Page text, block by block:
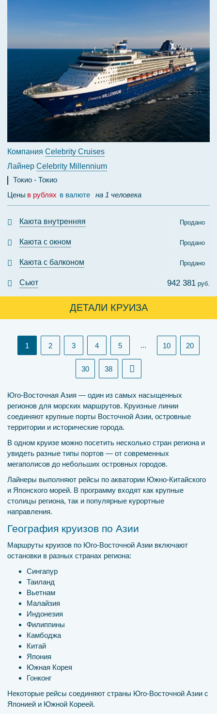
Компания Celebrity Cruises
Лайнер Celebrity Millennium
Токио
Токио
Цены в рублях в валюте на 1 человека
Каюта внутренняя Продано
Каюта с окном Продано
Каюта с балконом Продано
Сьют 942 381 руб.
ДЕТАЛИ КРУИЗА
1 (current)
2 3 4 5 ... 10 20
30 38
Юго-Восточная Азия — один из самых насыщенных
регионов для морских маршрутов. Круизные линии
соединяют крупные порты Восточной Азии, островные
территории и исторические города.
В одном круизе можно посетить несколько стран региона и
увидеть разные типы портов — от современных
мегаполисов до небольших островных городов.
Лайнеры выполняют рейсы по акватории Южно-Китайского
и Японского морей. В программу входят как крупные
столицы региона, так и популярные курортные
направления.
География круизов по Азии
Маршруты круизов по Юго-Восточной Азии включают
остановки в разных странах региона:
Сингапур
Таиланд
Вьетнам
Малайзия
Индонезия
Филиппины
Камбоджа
Китай
Япония
Южная Корея
Гонконг
Некоторые рейсы соединяют страны Юго-Восточной Азии с
Японией и Южной Кореей.